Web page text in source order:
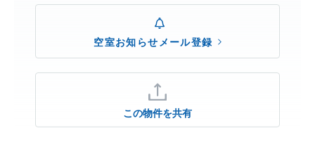
空室お知らせメール登録
この物件を共有